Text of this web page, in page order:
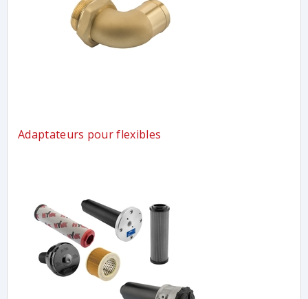
Adaptateurs pour flexibles